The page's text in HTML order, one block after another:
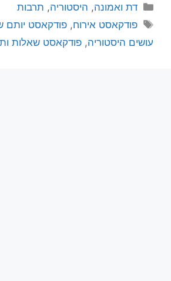
דת ואמונה, היסטוריה, תרבות
פודקאסט אירוח,פודקאסט יותם
עושים היסטוריה, פודקאסט שאלות